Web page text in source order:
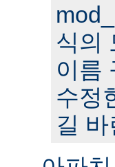
식의
이름
수정
길 바